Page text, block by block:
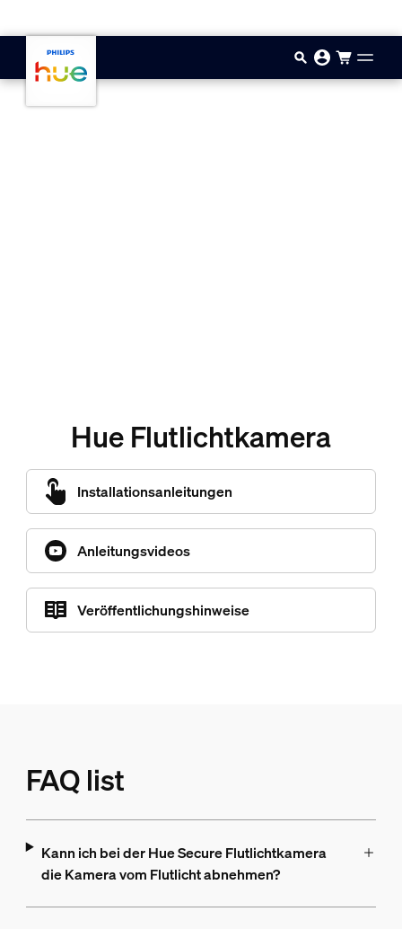
Hue Flutlichtkamera
Installationsanleitungen
Anleitungsvideos
Veröffentlichungshinweise
FAQ list
Kann ich bei der Hue Secure Flutlichtkamera
die Kamera vom Flutlicht abnehmen?